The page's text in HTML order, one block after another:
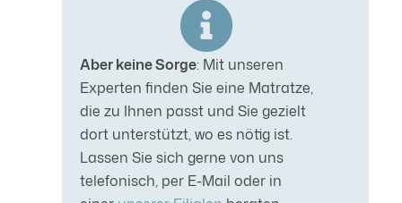
Aber keine Sorge: Mit unseren
Experten finden Sie eine Matratze,
die zu Ihnen passt und Sie gezielt
dort unterstützt, wo es nötig ist.
Lassen Sie sich gerne von uns
telefonisch, per E-Mail oder in